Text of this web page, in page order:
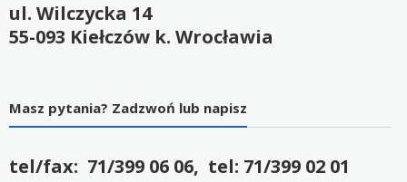
ul. Wilczycka 14
55-093 Kiełczów k. Wrocławia
Masz pytania? Zadzwoń lub napisz
tel/fax: 71/399 06 06, tel: 71/399 02 01